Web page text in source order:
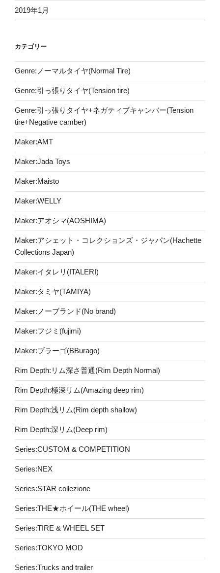
2019年1月
カテゴリー
Genre:ノーマルタイヤ(Normal Tire)
Genre:引っ張りタイヤ(Tension tire)
Genre:引っ張りタイヤ+ネガティブキャンバー(Tension
tire+Negative camber)
Maker:AMT
Maker:Jada Toys
Maker:Maisto
Maker:WELLY
Maker:アオシマ(AOSHIMA)
Maker:アシェット・コレクションズ・ジャパン(Hachette
Collections Japan)
Maker:イタレリ(ITALERI)
Maker:タミヤ(TAMIYA)
Maker:ノーブランド(No brand)
Maker:フジミ(fujimi)
Maker:ブラーゴ(BBurago)
Rim Depth:リム深さ普通(Rim Depth Normal)
Rim Depth:極深リム(Amazing deep rim)
Rim Depth:浅リム(Rim depth shallow)
Rim Depth:深リム(Deep rim)
Series:CUSTOM & COMPETITION
Series:NEX
Series:STAR collezione
Series:THE★ホイール(THE wheel)
Series:TIRE & WHEEL SET
Series:TOKYO MOD
Series:Trucks and trailer